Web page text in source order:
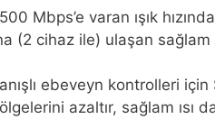
Mbps’e varan ışık
cihaz ile) ulaşan
ebeveyn kontrolleri
azaltır, sağlam ısı